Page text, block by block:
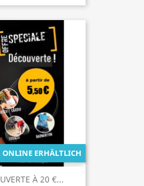
À 20 €...
ONLINE ERHÄLTLICH